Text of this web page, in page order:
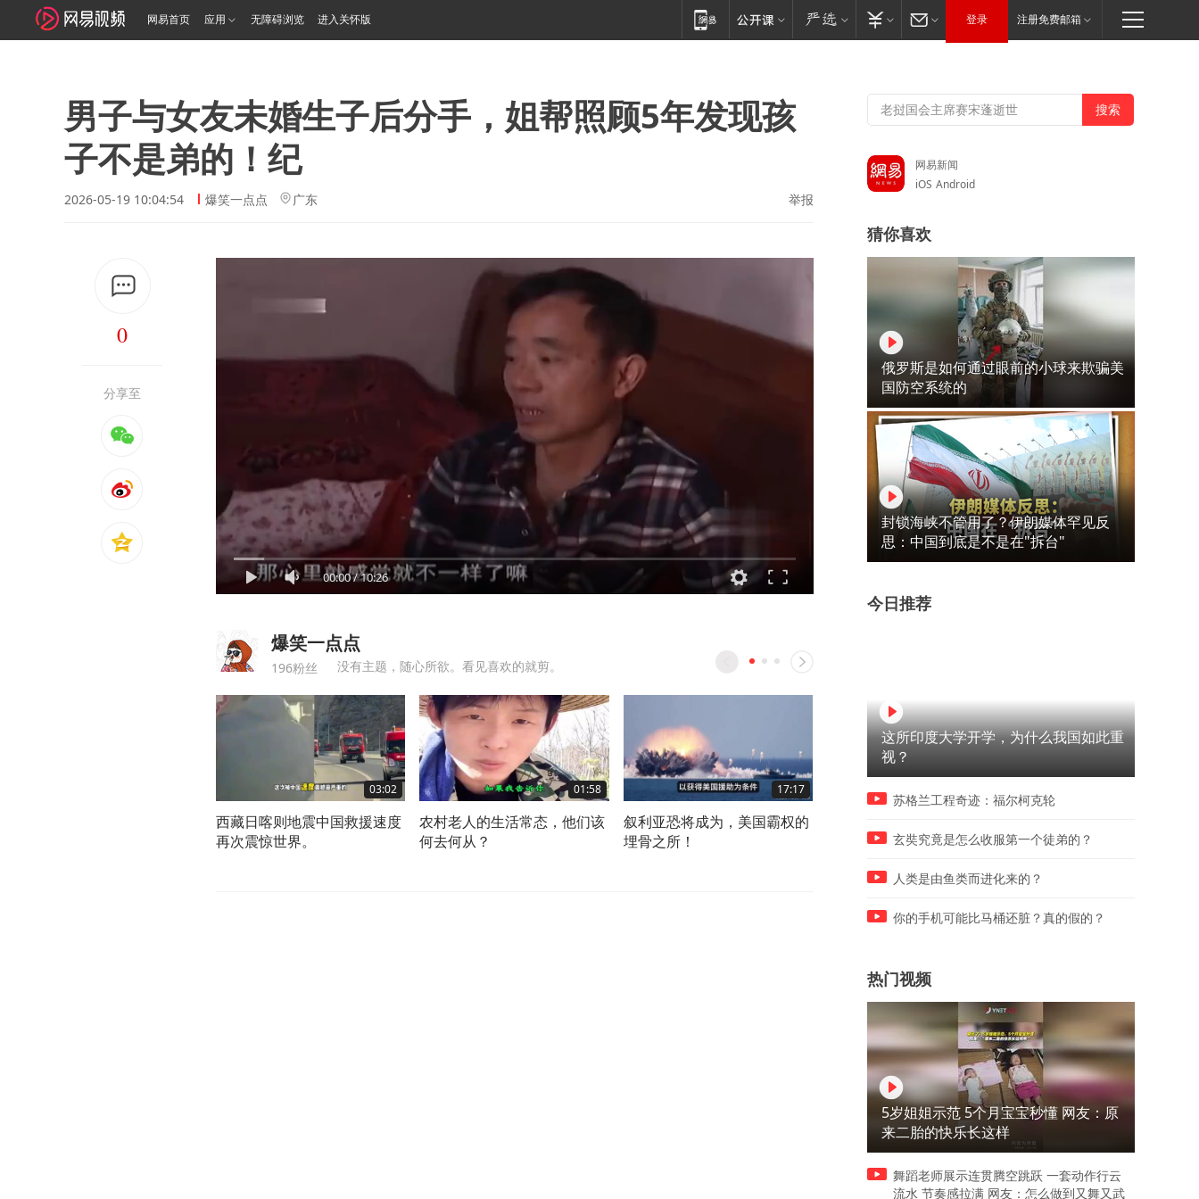
网易首页 应用 无障碍浏览 进入关怀版 登录 注册免费邮箱
男子与女友未婚生子后分手，姐帮照顾5年发现孩
子不是弟的！纪
2026-05-19 10:04:54 爆笑一点点 广东 举报
0
分享至
00:00/10:26
爆笑一点点
196粉丝 没有主题，随心所欲。看见喜欢的就剪。
03:02
西藏日喀则地震中国救援速度
再次震惊世界。
01:58
农村老人的生活常态，他们该
何去何从？
17:17
叙利亚恐将成为，美国霸权的
埋骨之所！
给的少，赖在车前不让走
真服这种“路障”还不明白！！
网易新闻
iOS Android
猜你喜欢
俄罗斯是如何通过眼前的小球来欺骗美
国防空系统的
封锁海峡不管用了？伊朗媒体罕见反
思：中国到底是不是在"拆台"
今日推荐
这所印度大学开学，为什么我国如此重
视？
苏格兰工程奇迹：福尔柯克轮
玄奘究竟是怎么收服第一个徒弟的？
人类是由鱼类而进化来的？
你的手机可能比马桶还脏？真的假的？
热门视频
5岁姐姐示范 5个月宝宝秒懂 网友：原
来二胎的快乐长这样
舞蹈老师展示连贯腾空跳跃 一套动作行云
流水 节奏感拉满 网友：怎么做到又舞又武